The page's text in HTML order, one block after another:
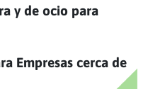
y de ocio para
Empresas cerca de